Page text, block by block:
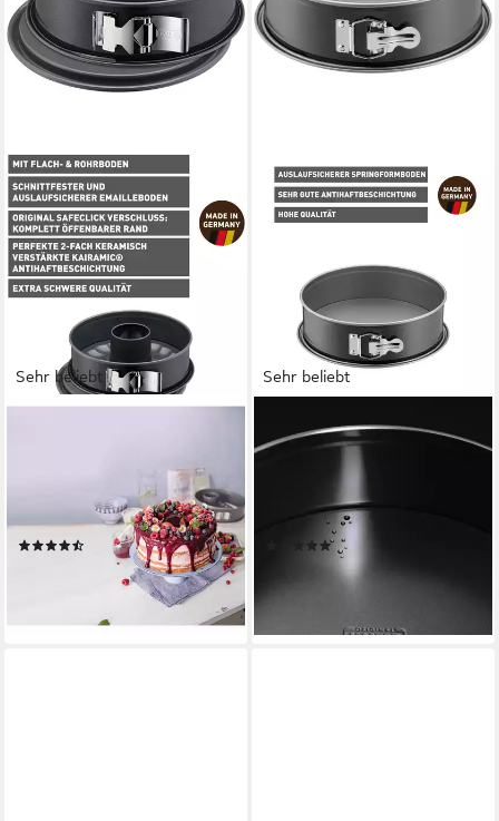
Sehr beliebt
schnittfest, backofenfest,
auslaufsicher, Made in
Germany
UVP 49,99 €
lieferbar - in 2-4 Werktagen bei dir
Sehr beliebt
KAISER BACKFORMEN
Springform Inspiration, (2-tlg),
Flachboden, auslaufsicher,
Antihaftbeschichtung
(228)
UVP